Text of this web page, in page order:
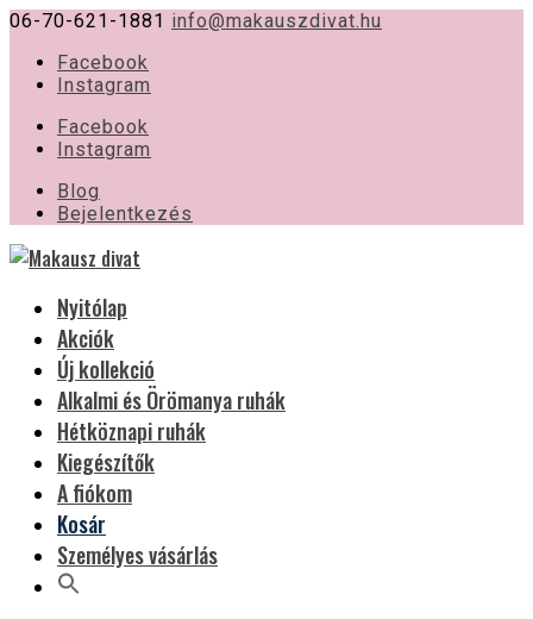
06-70-621-1881 info@makauszdivat.hu
Facebook
Instagram
Facebook
Instagram
Blog
Bejelentkezés
Nyitólap
Akciók
Új kollekció
Alkalmi és Örömanya ruhák
Hétköznapi ruhák
Kiegészítők
A fiókom
Kosár
Személyes vásárlás